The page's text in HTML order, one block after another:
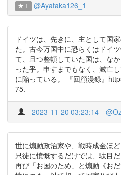
1 @Ayataka126_1
ドイツは、先きに、主として国
た。古今万国中に恐らくはドイ
て、且つ整頓していた国は、な
った乎。申すまでもなく、滅亡
に陥っている。 『回顧漫録』
75.
2023-11-20 03:23:14
世に煽動政治家や、戦時成金ほど
只徒に憤慨するだけでは、駄目
再び「お国のため」と煽動《お